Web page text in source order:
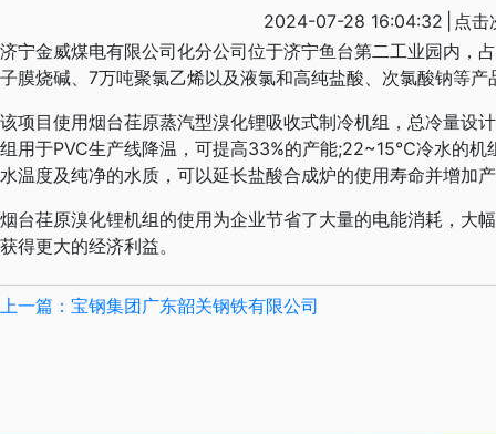
2024-07-28 16:04:32
点
济宁金威煤电有限公司化分公司位于济宁鱼台第二工业园内，
子膜烧碱、7万吨聚氯乙烯以及液氯和高纯盐酸、次氯酸钠等产
该项目使用烟台荏原蒸汽型溴化锂吸收式制冷机组，总冷量
组用于PVC生产线降温，可提高33%的产能;22~15℃冷水的机
水温度及纯净的水质，可以延长盐酸合成炉的使用寿命并增加
烟台荏原溴化锂机组的使用为企业节省了大量的电能消耗，大
获得更大的经济利益。
上一篇：宝钢集团广东韶关钢铁有限公司